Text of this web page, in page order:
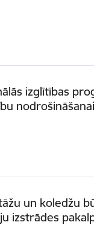
izglītības
nodrošināšanai
un koledžu
izstrādes